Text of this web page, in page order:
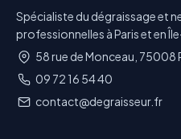
Spécialiste du dégraissage et
professionnelles à Paris et en
58 rue de Monceau, 75008
09 72 16 54 40
contact@degraisseur.fr